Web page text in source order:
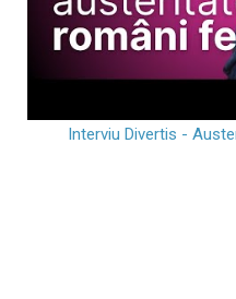
Interviu Divertis -